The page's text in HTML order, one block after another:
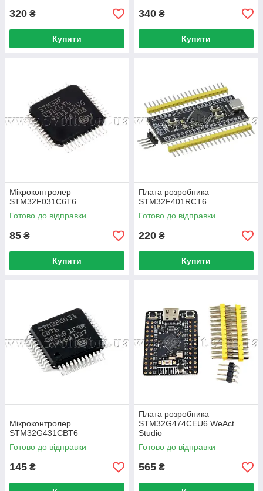
320 ₴
Купити
340 ₴
Купити
Мікроконтролер
STM32F031C6T6
Готово до відправки
85 ₴
Купити
Плата розробника
STM32F401RCT6
Готово до відправки
220 ₴
Купити
Мікроконтролер
STM32G431CBT6
Готово до відправки
145 ₴
Плата розробника
STM32G474CEU6 WeAct
Studio
Готово до відправки
565 ₴